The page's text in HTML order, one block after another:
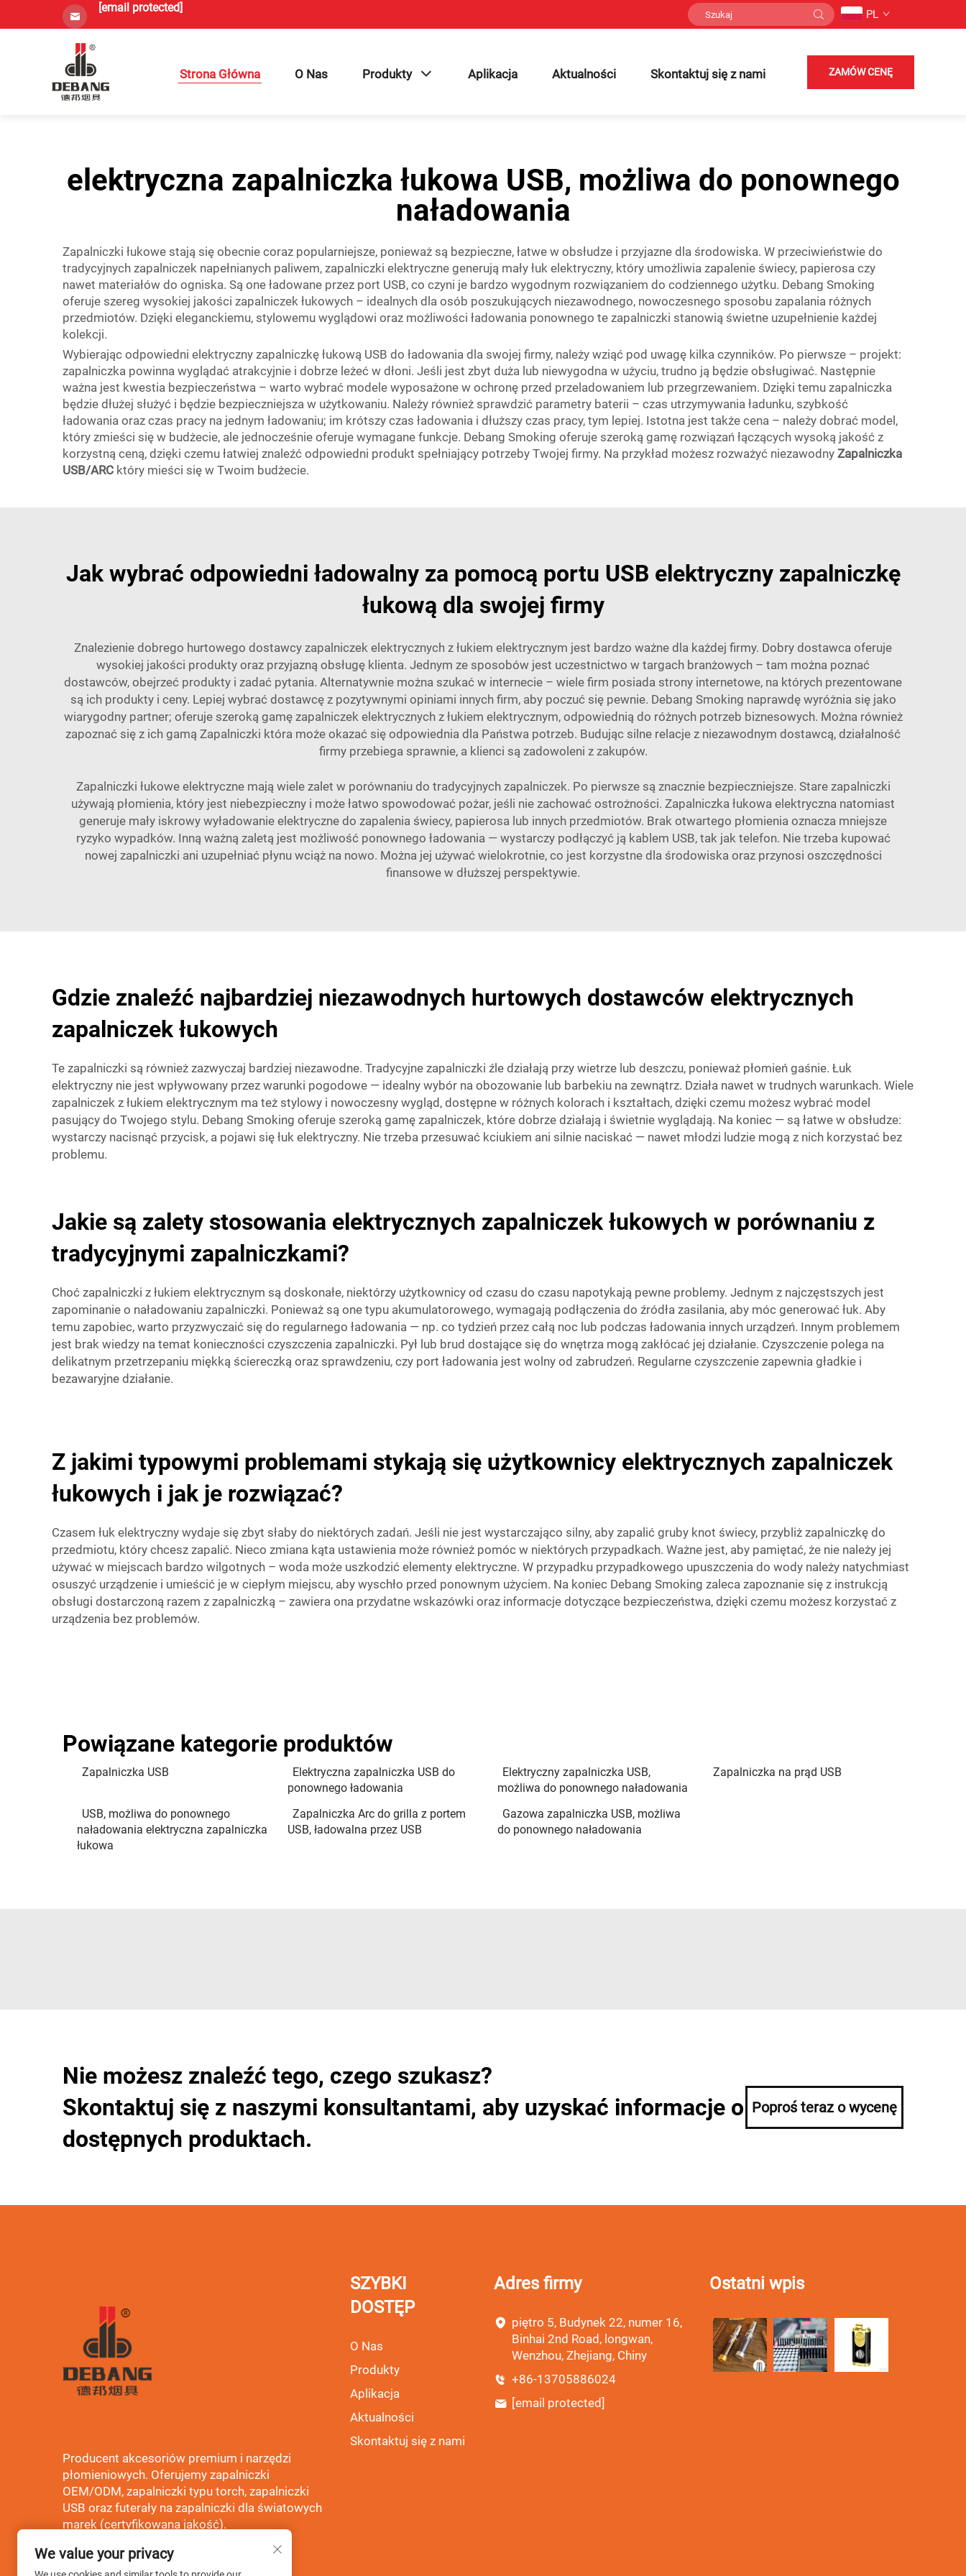
[email protected] PL
Strona Główna O Nas Produkty Aplikacja Aktualności Skontaktuj się z nami ZAMÓW CENĘ
elektryczna zapalniczka łukowa USB, możliwa do ponownego
naładowania
Zapalniczki łukowe stają się obecnie coraz popularniejsze, ponieważ są bezpieczne, łatwe w obsłudze i przyjazne dla środowiska. W przeciwieństwie do
tradycyjnych zapalniczek napełnianych paliwem, zapalniczki elektryczne generują mały łuk elektryczny, który umożliwia zapalenie świecy, papierosa czy
nawet materiałów do ogniska. Są one ładowane przez port USB, co czyni je bardzo wygodnym rozwiązaniem do codziennego użytku. Debang Smoking
oferuje szereg wysokiej jakości zapalniczek łukowych – idealnych dla osób poszukujących niezawodnego, nowoczesnego sposobu zapalania różnych
przedmiotów. Dzięki eleganckiemu, stylowemu wyglądowi oraz możliwości ładowania ponownego te zapalniczki stanowią świetne uzupełnienie każdej
kolekcji.
Wybierając odpowiedni elektryczny zapalniczkę łukową USB do ładowania dla swojej firmy, należy wziąć pod uwagę kilka czynników. Po pierwsze – projekt:
zapalniczka powinna wyglądać atrakcyjnie i dobrze leżeć w dłoni. Jeśli jest zbyt duża lub niewygodna w użyciu, trudno ją będzie obsługiwać. Następnie
ważna jest kwestia bezpieczeństwa – warto wybrać modele wyposażone w ochronę przed przeladowaniem lub przegrzewaniem. Dzięki temu zapalniczka
będzie dłużej służyć i będzie bezpieczniejsza w użytkowaniu. Należy również sprawdzić parametry baterii – czas utrzymywania ładunku, szybkość
ładowania oraz czas pracy na jednym ładowaniu; im krótszy czas ładowania i dłuższy czas pracy, tym lepiej. Istotna jest także cena – należy dobrać model,
który zmieści się w budżecie, ale jednocześnie oferuje wymagane funkcje. Debang Smoking oferuje szeroką gamę rozwiązań łączących wysoką jakość z
korzystną ceną, dzięki czemu łatwiej znaleźć odpowiedni produkt spełniający potrzeby Twojej firmy. Na przykład możesz rozważyć niezawodny Zapalniczka
USB/ARC który mieści się w Twoim budżecie.
Jak wybrać odpowiedni ładowalny za pomocą portu USB elektryczny zapalniczkę
łukową dla swojej firmy
Znalezienie dobrego hurtowego dostawcy zapalniczek elektrycznych z łukiem elektrycznym jest bardzo ważne dla każdej firmy. Dobry dostawca oferuje
wysokiej jakości produkty oraz przyjazną obsługę klienta. Jednym ze sposobów jest uczestnictwo w targach branżowych – tam można poznać
dostawców, obejrzeć produkty i zadać pytania. Alternatywnie można szukać w internecie – wiele firm posiada strony internetowe, na których prezentowane
są ich produkty i ceny. Lepiej wybrać dostawcę z pozytywnymi opiniami innych firm, aby poczuć się pewnie. Debang Smoking naprawdę wyróżnia się jako
wiarygodny partner; oferuje szeroką gamę zapalniczek elektrycznych z łukiem elektrycznym, odpowiednią do różnych potrzeb biznesowych. Można również
zapoznać się z ich gamą Zapalniczki która może okazać się odpowiednia dla Państwa potrzeb. Budując silne relacje z niezawodnym dostawcą, działalność
firmy przebiega sprawnie, a klienci są zadowoleni z zakupów.
Zapalniczki łukowe elektryczne mają wiele zalet w porównaniu do tradycyjnych zapalniczek. Po pierwsze są znacznie bezpieczniejsze. Stare zapalniczki
używają płomienia, który jest niebezpieczny i może łatwo spowodować pożar, jeśli nie zachować ostrożności. Zapalniczka łukowa elektryczna natomiast
generuje mały iskrowy wyładowanie elektryczne do zapalenia świecy, papierosa lub innych przedmiotów. Brak otwartego płomienia oznacza mniejsze
ryzyko wypadków. Inną ważną zaletą jest możliwość ponownego ładowania — wystarczy podłączyć ją kablem USB, tak jak telefon. Nie trzeba kupować
nowej zapalniczki ani uzupełniać płynu wciąż na nowo. Można jej używać wielokrotnie, co jest korzystne dla środowiska oraz przynosi oszczędności
finansowe w dłuższej perspektywie.
Gdzie znaleźć najbardziej niezawodnych hurtowych dostawców elektrycznych
zapalniczek łukowych
Te zapalniczki są również zazwyczaj bardziej niezawodne. Tradycyjne zapalniczki źle działają przy wietrze lub deszczu, ponieważ płomień gaśnie. Łuk
elektryczny nie jest wpływowany przez warunki pogodowe — idealny wybór na obozowanie lub barbekiu na zewnątrz. Działa nawet w trudnych warunkach. Wiele
zapalniczek z łukiem elektrycznym ma też stylowy i nowoczesny wygląd, dostępne w różnych kolorach i kształtach, dzięki czemu możesz wybrać model
pasujący do Twojego stylu. Debang Smoking oferuje szeroką gamę zapalniczek, które dobrze działają i świetnie wyglądają. Na koniec — są łatwe w obsłudze:
wystarczy nacisnąć przycisk, a pojawi się łuk elektryczny. Nie trzeba przesuwać kciukiem ani silnie naciskać — nawet młodzi ludzie mogą z nich korzystać bez
problemu.
Jakie są zalety stosowania elektrycznych zapalniczek łukowych w porównaniu z
tradycyjnymi zapalniczkami?
Choć zapalniczki z łukiem elektrycznym są doskonałe, niektórzy użytkownicy od czasu do czasu napotykają pewne problemy. Jednym z najczęstszych jest
zapominanie o naładowaniu zapalniczki. Ponieważ są one typu akumulatorowego, wymagają podłączenia do źródła zasilania, aby móc generować łuk. Aby
temu zapobiec, warto przyzwyczaić się do regularnego ładowania — np. co tydzień przez całą noc lub podczas ładowania innych urządzeń. Innym problemem
jest brak wiedzy na temat konieczności czyszczenia zapalniczki. Pył lub brud dostające się do wnętrza mogą zakłócać jej działanie. Czyszczenie polega na
delikatnym przetrzepaniu miękką ściereczką oraz sprawdzeniu, czy port ładowania jest wolny od zabrudzeń. Regularne czyszczenie zapewnia gładkie i
bezawaryjne działanie.
Z jakimi typowymi problemami stykają się użytkownicy elektrycznych zapalniczek
łukowych i jak je rozwiązać?
Czasem łuk elektryczny wydaje się zbyt słaby do niektórych zadań. Jeśli nie jest wystarczająco silny, aby zapalić gruby knot świecy, przybliż zapalniczkę do
przedmiotu, który chcesz zapalić. Nieco zmiana kąta ustawienia może również pomóc w niektórych przypadkach. Ważne jest, aby pamiętać, że nie należy jej
używać w miejscach bardzo wilgotnych – woda może uszkodzić elementy elektryczne. W przypadku przypadkowego upuszczenia do wody należy natychmiast
osuszyć urządzenie i umieścić je w ciepłym miejscu, aby wyschło przed ponownym użyciem. Na koniec Debang Smoking zaleca zapoznanie się z instrukcją
obsługi dostarczoną razem z zapalniczką – zawiera ona przydatne wskazówki oraz informacje dotyczące bezpieczeństwa, dzięki czemu możesz korzystać z
urządzenia bez problemów.
Powiązane kategorie produktów
Zapalniczka USB
Elektryczna zapalniczka USB do
ponownego ładowania
Elektryczny zapalniczka USB,
możliwa do ponownego naładowania
Zapalniczka na prąd USB
USB, możliwa do ponownego
naładowania elektryczna zapalniczka
łukowa
Zapalniczka Arc do grilla z portem
USB, ładowalna przez USB
Gazowa zapalniczka USB, możliwa
do ponownego naładowania
Nie możesz znaleźć tego, czego szukasz?
Skontaktuj się z naszymi konsultantami, aby uzyskać informacje o
dostępnych produktach.
Poproś teraz o wycenę
Producent akcesoriów premium i narzędzi
płomieniowych. Oferujemy zapalniczki
OEM/ODM, zapalniczki typu torch, zapalniczki
USB oraz futerały na zapalniczki dla światowych
marek (certyfikowana jakość).
SZYBKI
DOSTĘP
O Nas
Produkty
Aplikacja
Aktualności
Skontaktuj się z nami
Adres firmy
piętro 5, Budynek 22, numer 16,
Binhai 2nd Road, longwan,
Wenzhou, Zhejiang, Chiny
+86-13705886024
[email protected]
Ostatni wpis
We value your privacy